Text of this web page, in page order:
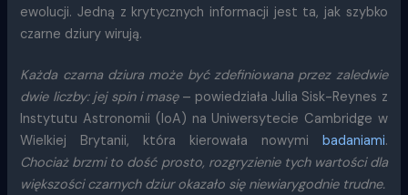
ewolucji. Jedną z krytycznych informacji jest ta, jak szybko
czarne dziury wirują.
Każda czarna dziura może być zdefiniowana przez zaledwie
dwie liczby: jej spin i masę– powiedziała Julia Sisk-Reynes z
Instytutu Astronomii (IoA) na Uniwersytecie Cambridge w
Wielkiej Brytanii, która kierowała nowymi badaniami.
Chociaż brzmi to dość prosto, rozgryzienie tych wartości dla
większości czarnych dziur okazało się niewiarygodnie trudne.